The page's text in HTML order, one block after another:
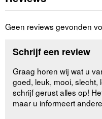
Geen reviews gevonden
Schrijf een review
Graag horen wij wat u
goed, leuk, mooi, slecht,
schrijf gerust alles op!
maar u informeert